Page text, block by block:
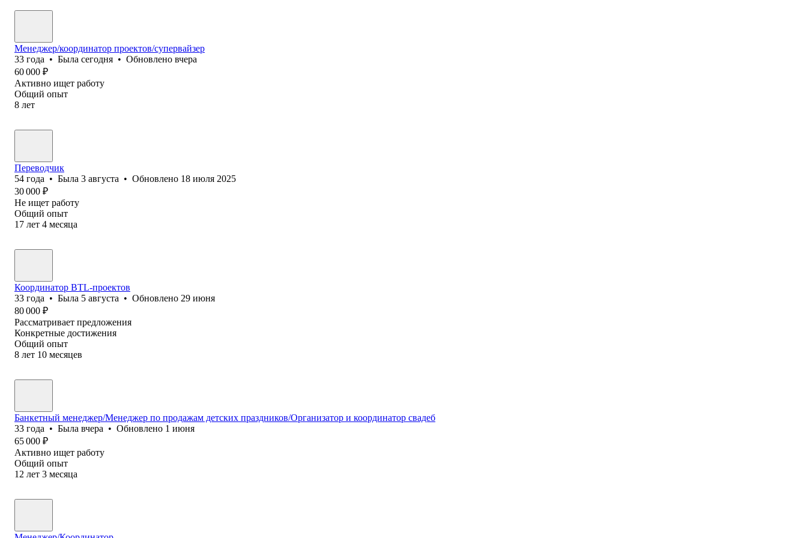
Менеджер/координатор проектов/супервайзер
33 года • Была сегодня • Обновлено вчера
60 000 ₽
Активно ищет работу
Общий опыт
8 лет
Переводчик
54 года • Была 3 августа • Обновлено 18 июля 2025
30 000 ₽
Не ищет работу
Общий опыт
17 лет 4 месяца
Координатор BTL-проектов
33 года • Была 5 августа • Обновлено 29 июня
80 000 ₽
Рассматривает предложения
Конкретные достижения
Общий опыт
8 лет 10 месяцев
Банкетный менеджер/Менеджер по продажам детских праздников/Организатор и координатор свадеб
33 года • Была вчера • Обновлено 1 июня
65 000 ₽
Активно ищет работу
Общий опыт
12 лет 3 месяца